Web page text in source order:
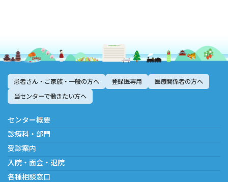
患者さん・ご家族・一般の方へ 登録医専用
医療関係者の方へ
当センターで働きたい方へ
センター概要
診療科・部門
受診案内
入院・面会・退院
各種相談窓口